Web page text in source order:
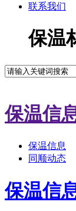
联系我们
保温
保温信
保温信息
同顺动态
保温信